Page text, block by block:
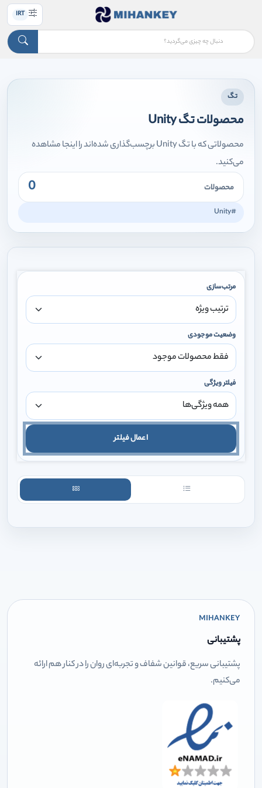
IRT
تگ
محصولات تگ Unity
محصولاتی که با تگ Unity برچسب‌گذاری شده‌اند را اینجا مشاهده
می‌کنید.
محصولات 0
#Unity
مرتب‌سازی
وضعیت موجودی
فیلتر ویژگی
اعمال فیلتر
MIHANKEY
پشتیبانی
پشتیبانی سریع، قوانین شفاف و تجربه‌ای روان را در کنار هم ارائه
می‌کنیم.